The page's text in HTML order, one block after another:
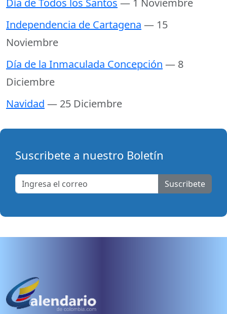
Día de Todos los Santos — 1 Noviembre
Independencia de Cartagena — 15
Noviembre
Día de la Inmaculada Concepción — 8
Diciembre
Navidad — 25 Diciembre
Suscribete a nuestro Boletín
Suscribete